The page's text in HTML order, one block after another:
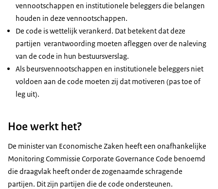
vennootschappen en institutionele beleggers die belangen
houden in deze vennootschappen.
De code is wettelijk verankerd. Dat betekent dat deze
partijen verantwoording moeten afleggen over de naleving
van de code in hun bestuursverslag.
Als beursvennootschappen en institutionele beleggers niet
voldoen aan de code moeten zij dat motiveren (pas toe of
leg uit).
Hoe werkt het?
De minister van Economische Zaken heeft een onafhankelijke
Monitoring Commissie Corporate Governance Code benoemd
die draagvlak heeft onder de zogenaamde schragende
partijen. Dit zijn partijen die de code ondersteunen.